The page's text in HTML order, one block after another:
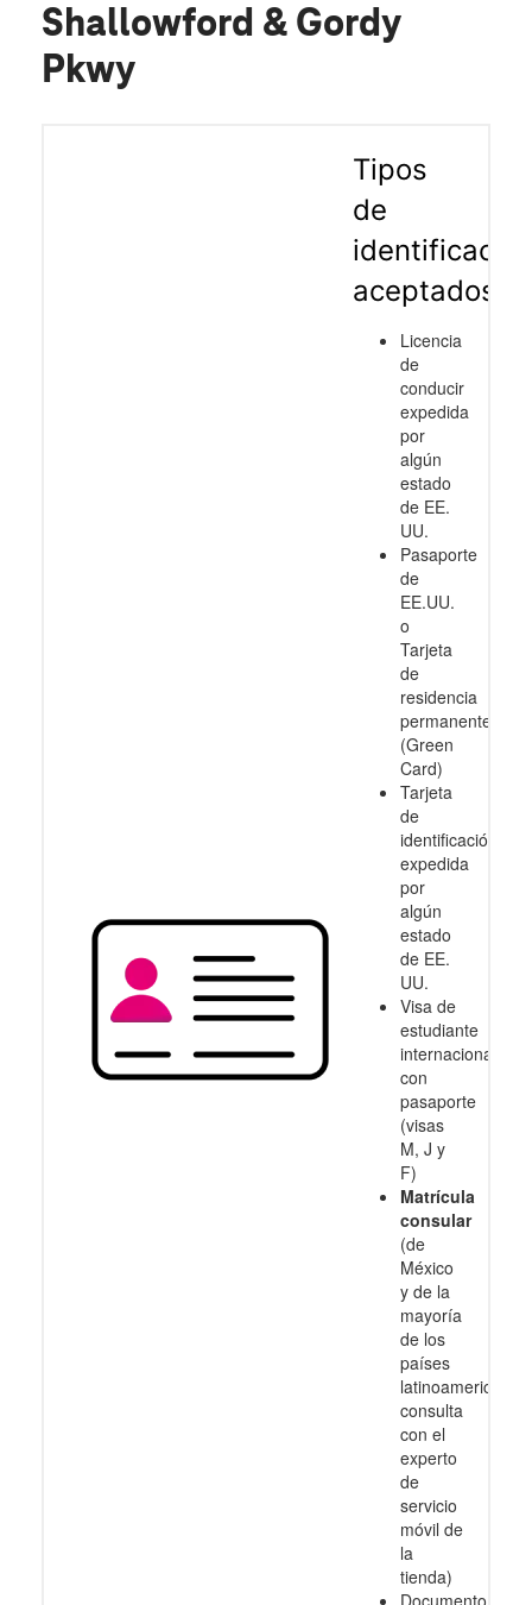
Shallowford & Gordy
Pkwy
Tipos
de
aceptados
Licencia
de
conducir
expedida
por
algún
estado
de EE.
UU.
Pasaporte
de
EE.UU.
o
Tarjeta
de
residencia
permanente
(Green
Card)
Tarjeta
de
identificación
expedida
por
algún
estado
de EE.
UU.
Visa de
estudiante
internacional
con
pasaporte
(visas
M, J y
F)
Matrícula
consular
(de
México
y de la
mayoría
de los
países
latinoamericanos,
consulta
con el
experto
de
servicio
móvil de
la
tienda)